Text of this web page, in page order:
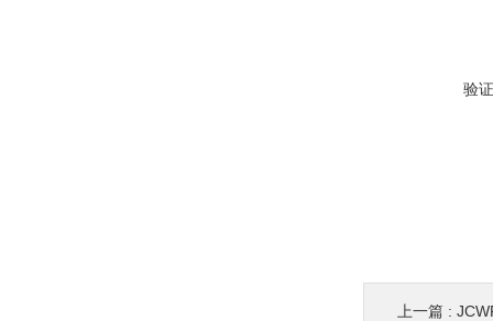
验
上一篇 :